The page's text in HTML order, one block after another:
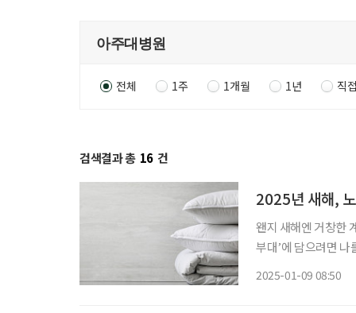
전체 1주 1개월 1년 직
검색결과 총 16 건
2025년 새해, 노
왠지 새해엔 거창한
부대’에 담으려면 나
2025-01-09 08:50